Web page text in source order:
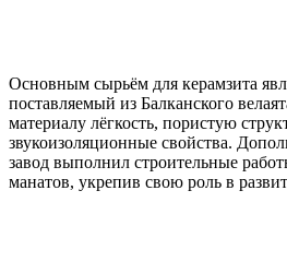
Основным сырьём для керамзита
поставляемый из Балканского
материалу лёгкость, пористую
звукоизоляционные свойства.
завод выполнил строительные
манатов, укрепив свою роль в